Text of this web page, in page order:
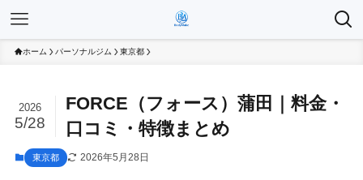
ホーム パーソナルジム 東京都
FORCE（フォース）蒲田｜料金・
口コミ・特徴まとめ
2026
5/28
東京都 2026年5月28日